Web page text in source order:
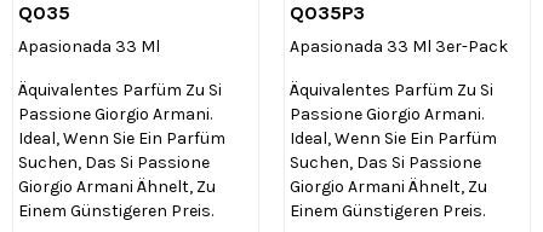
Q035
Apasionada 33 Ml
Äquivalentes Parfüm Zu Si
Passione Giorgio Armani.
Ideal, Wenn Sie Ein Parfüm
Suchen, Das Si Passione
Giorgio Armani Ähnelt, Zu
Einem Günstigeren Preis.

Q035P3
Apasionada 33 Ml 3er-Pack
Äquivalentes Parfüm Zu Si
Passione Giorgio Armani.
Ideal, Wenn Sie Ein Parfüm
Suchen, Das Si Passione
Giorgio Armani Ähnelt, Zu
Einem Günstigeren Preis.